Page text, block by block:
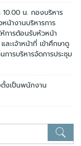
น. กองบริหาร
น้างานบริหารการ
การต้อนรับหัวหน้า
ะเจ้าหน้าที่ เข้าศึกษาดู
ารบริหารจัดการประชุม
งเป็นพนักงาน